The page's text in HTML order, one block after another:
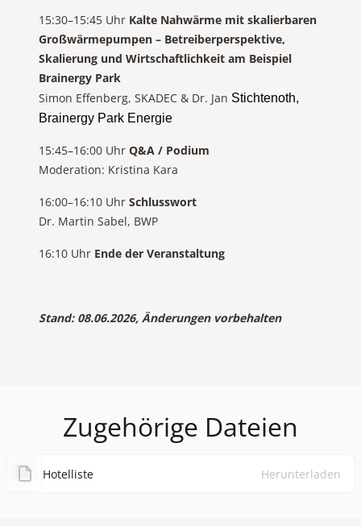
15:30–15:45 Uhr Kalte Nahwärme mit skalierbaren
Großwärmepumpen – Betreiberperspektive,
Skalierung und Wirtschaftlichkeit am Beispiel
Brainergy Park
Simon Effenberg, SKADEC & Dr. Jan Stichtenoth,
Brainergy Park Energie
15:45–16:00 Uhr Q&A / Podium
Moderation: Kristina Kara
16:00–16:10 Uhr Schlusswort
Dr. Martin Sabel, BWP
16:10 Uhr Ende der Veranstaltung
Stand: 08.06.2026, Änderungen vorbehalten
Zugehörige Dateien
Hotelliste Herunterladen